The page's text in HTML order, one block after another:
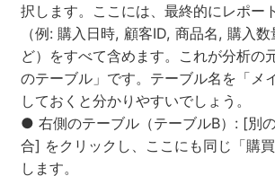
択します。ここには、最終的にレポー
（例: 購入日時, 顧客ID, 商品名, 購入
ど）をすべて含めます。これが分析の
のテーブル」です。テーブル名を「メ
しておくと分かりやすいでしょう。
● 右側のテーブル（テーブルB）: [別
合] をクリックし、ここにも同じ「購
します。